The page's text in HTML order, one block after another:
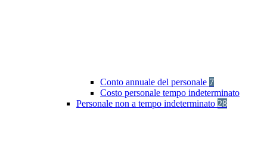
Conto annuale del personale 7
Costo personale tempo indeterminato
Personale non a tempo indeterminato 28